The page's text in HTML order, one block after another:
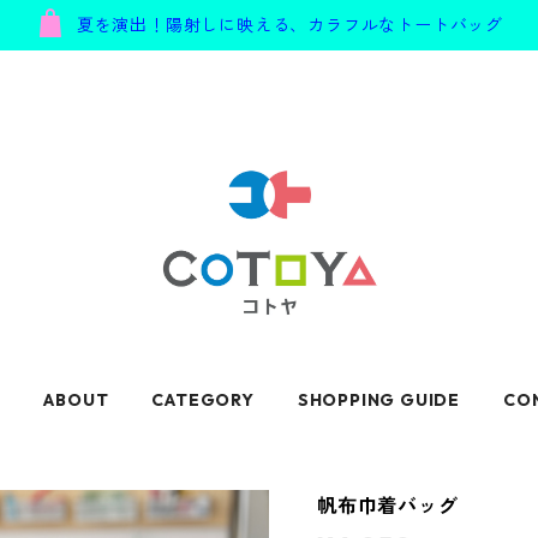
夏を演出！陽射しに映える、カラフルなトートバッグ
ABOUT CATEGORY SHOPPING GUIDE
帆布巾着バッグ